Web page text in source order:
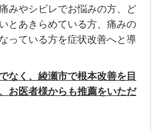
みやシビレでお悩みの方、ど
とあきらめている方、痛みの
っている方を症状改善へと導
なく、綾瀬市で根本改善を目
お医者様からも推薦をいただ